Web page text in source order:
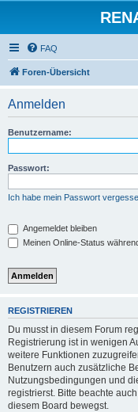
FAQ
Foren-Übersicht
Anmelden
Benutzername:
Passwort:
Ich habe mein Passwort
Angemeldet bleiben
Meinen Online-Status
REGISTRIEREN
Du musst in diesem Forum
Registrierung ist in wenigen
weitere Funktionen
Benutzern auch zusätzliche
Nutzungsbedingungen und
registrierst. Bitte beachte
diesem Board bewegst.